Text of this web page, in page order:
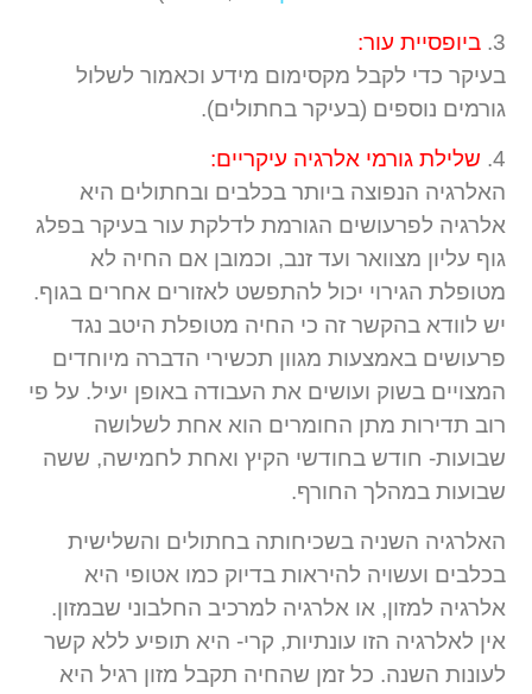
3. ביופסיית עור:
בעיקר כדי לקבל מקסימום מידע וכאמור לשלול
גורמים נוספים (בעיקר בחתולים).
4. שלילת גורמי אלרגיה עיקריים:
האלרגיה הנפוצה ביותר בכלבים ובחתולים היא
אלרגיה לפרעושים הגורמת לדלקת עור בעיקר בפלג
גוף עליון מצוואר ועד זנב, וכמובן אם החיה לא
מטופלת הגירוי יכול להתפשט לאזורים אחרים בגוף.
יש לוודא בהקשר זה כי החיה מטופלת היטב נגד
פרעושים באמצעות מגוון תכשירי הדברה מיוחדים
המצויים בשוק ועושים את העבודה באופן יעיל. על פי
רוב תדירות מתן החומרים הוא אחת לשלושה
שבועות- חודש בחודשי הקיץ ואחת לחמישה, ששה
שבועות במהלך החורף.
האלרגיה השניה בשכיחותה בחתולים והשלישית
בכלבים ועשויה להיראות בדיוק כמו אטופי היא
אלרגיה למזון, או אלרגיה למרכיב החלבוני שבמזון.
אין לאלרגיה הזו עונתיות, קרי- היא תופיע ללא קשר
לעונות השנה. כל זמן שהחיה תקבל מזון רגיל היא